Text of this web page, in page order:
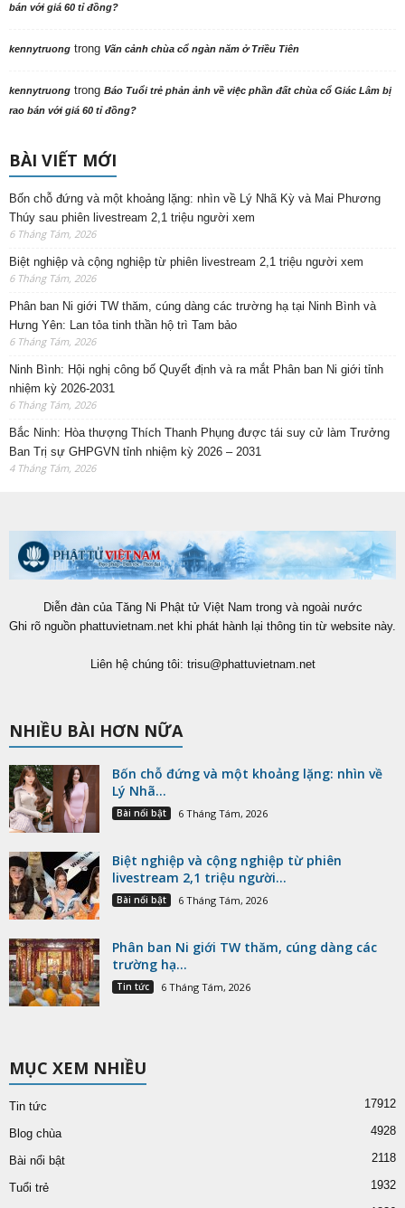
bán với giá 60 tỉ đồng?
kennytruong trong Vãn cảnh chùa cổ ngàn năm ở Triều Tiên
kennytruong trong Báo Tuổi trẻ phản ảnh về việc phần đất chùa cổ Giác Lâm bị
rao bán với giá 60 tỉ đồng?
BÀI VIẾT MỚI
Bốn chỗ đứng và một khoảng lặng: nhìn về Lý Nhã Kỳ và Mai Phương
Thúy sau phiên livestream 2,1 triệu người xem
6 Tháng Tám, 2026
Biệt nghiệp và cộng nghiệp từ phiên livestream 2,1 triệu người xem
6 Tháng Tám, 2026
Phân ban Ni giới TW thăm, cúng dàng các trường hạ tại Ninh Bình và
Hưng Yên: Lan tỏa tinh thần hộ trì Tam bảo
6 Tháng Tám, 2026
Ninh Bình: Hội nghị công bố Quyết định và ra mắt Phân ban Ni giới tỉnh
nhiệm kỳ 2026-2031
6 Tháng Tám, 2026
Bắc Ninh: Hòa thượng Thích Thanh Phụng được tái suy cử làm Trưởng
Ban Trị sự GHPGVN tỉnh nhiệm kỳ 2026 – 2031
4 Tháng Tám, 2026
Diễn đàn của Tăng Ni Phật tử Việt Nam trong và ngoài nước
Ghi rõ nguồn phattuvietnam.net khi phát hành lại thông tin từ website này.
Liên hệ chúng tôi: trisu@phattuvietnam.net
NHIỀU BÀI HƠN NỮA
Bốn chỗ đứng và một khoảng lặng: nhìn về
Lý Nhã...
Bài nổi bật 6 Tháng Tám, 2026
Biệt nghiệp và cộng nghiệp từ phiên
livestream 2,1 triệu người...
Bài nổi bật 6 Tháng Tám, 2026
Phân ban Ni giới TW thăm, cúng dàng các
trường hạ...
Tin tức 6 Tháng Tám, 2026
MỤC XEM NHIỀU
Tin tức 17912
Blog chùa 4928
Bài nổi bật 2118
Tuổi trẻ
1932